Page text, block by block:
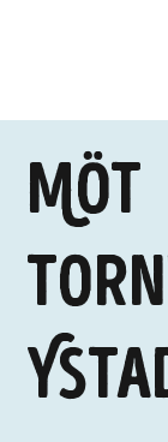
Möt